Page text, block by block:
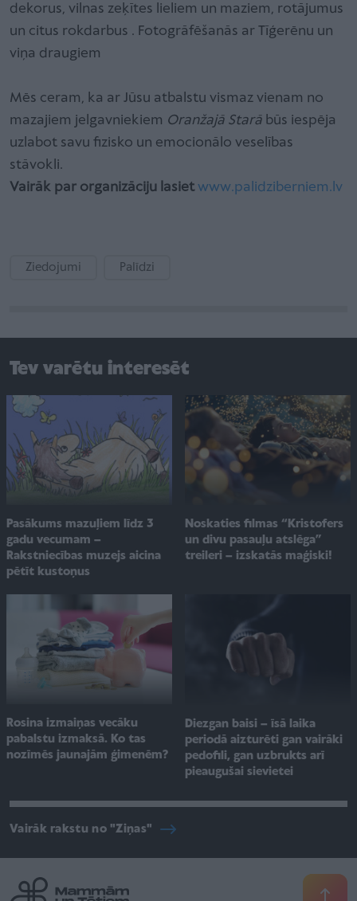
dekorus, vilnas zeķītes lieliem un maziem, rotājumus
un citus rokdarbus . Fotogrāfēšanās ar Tīģerēnu un
viņa draugiem
Mēs ceram, ka ar Jūsu atbalstu vismaz vienam no
mazajiem jelgavniekiem Oranžajā Starā būs iespēja
uzlabot savu fizisko un emocionālo veselības
stāvokli.
Vairāk par organizāciju lasiet www.palidziberniem.lv
Ziedojumi Palīdzi
Tev varētu interesēt
Pasākums mazuļiem līdz 3
gadu vecumam –
Rakstniecības muzejs aicina
pētīt kustoņus
Noskaties filmas “Kristofers
un divu pasauļu atslēga”
treileri – izskatās maģiski!
Rosina izmaiņas vecāku
pabalstu izmaksā. Ko tas
nozīmēs jaunajām ģimenēm?
Diezgan baisi – īsā laika
periodā aizturēti gan vairāki
pedofili, gan uzbrukts arī
pieaugušai sievietei
Vairāk rakstu no "Ziņas"